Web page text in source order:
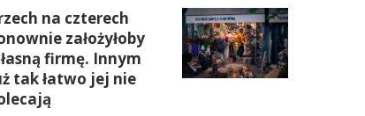
na czterech
założyłoby
firmę. Innym
tak łatwo jej nie